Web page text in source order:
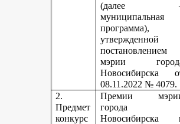
(далее
муниципальная
программа),
утвержденной
постановлением
мэрии
Новосибирска
08.11.2022 № 4079.
2.
Предмет
конкурс
Премии
города
Новосибирска